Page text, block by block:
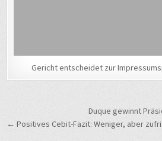
Gericht entscheidet zur
Beitragsnavigation
Duque gewinnt
← Positives Cebit-Fazit: Weniger, aber